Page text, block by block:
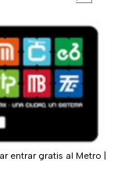
entrar gratis al Metro